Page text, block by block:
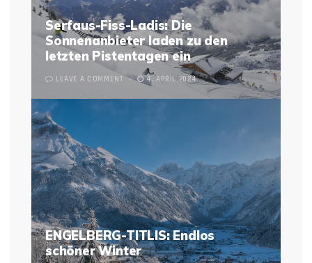
Serfaus-Fiss-Ladis: Die
Sonnenanbieter laden zu den
letzten Pistentagen ein
LEAVE A COMMENT 4. APRIL 2024
ENGELBERG-TITLIS: Endlos
schöner Winter